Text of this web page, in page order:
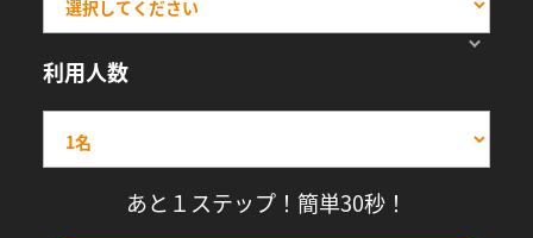
利用人数
あと１ステップ！簡単30秒！